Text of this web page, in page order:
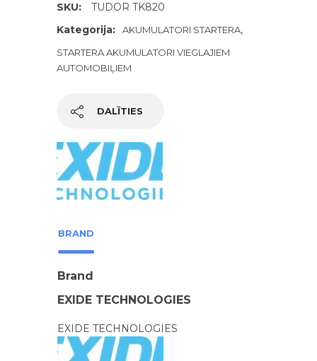
SKU:
TUDOR TK820
Kategorija:
AKUMULATORI STARTERA,
STARTERA AKUMULATORI VIEGLAJIEM
AUTOMOBIĻIEM
DALĪTIES
BRAND
Brand
EXIDE TECHNOLOGIES
EXIDE TECHNOLOGIES